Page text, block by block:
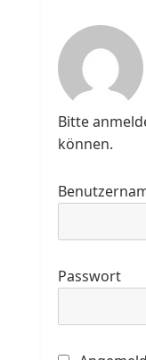
Bitte
können.
Passwort